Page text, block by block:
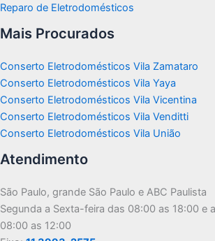
Reparo de Eletrodomésticos
Mais Procurados
Conserto Eletrodomésticos Vila Zamataro
Conserto Eletrodomésticos Vila Yaya
Conserto Eletrodomésticos Vila Vicentina
Conserto Eletrodomésticos Vila Venditti
Conserto Eletrodomésticos Vila União
Atendimento
São Paulo, grande São Paulo e ABC Paulista
Segunda a Sexta-feira das 08:00 as 18:00 e
08:00 as 12:00